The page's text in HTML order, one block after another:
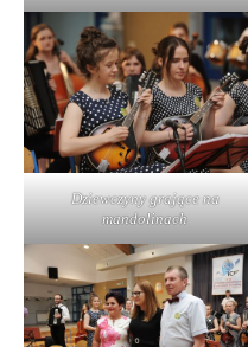
Dziewczyny grające na
mandolinach